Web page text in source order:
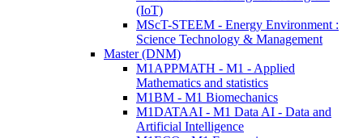
(IoT)
MScT-STEEM - Energy Environment :
Science Technology & Management
Master (DNM)
M1APPMATH - M1 - Applied
Mathematics and statistics
M1BM - M1 Biomechanics
M1DATAAI - M1 Data AI - Data and
Artificial Intelligence